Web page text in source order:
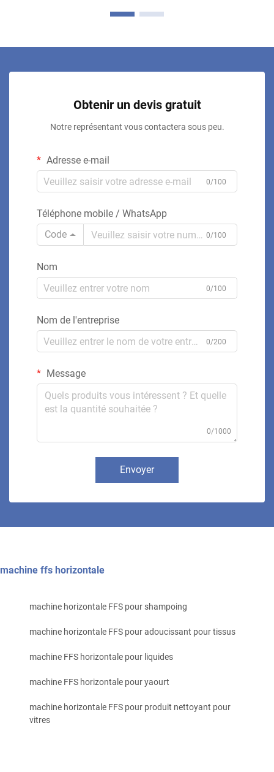
Obtenir un devis gratuit
Notre représentant vous contactera sous peu.
Adresse e-mail
0/100
Téléphone mobile / WhatsApp
Code
0/100
Nom
0/100
Nom de l'entreprise
0/200
Message
0/1000
Envoyer
machine ffs horizontale
machine horizontale FFS pour shampoing
machine horizontale FFS pour adoucissant pour tissus
machine FFS horizontale pour liquides
machine FFS horizontale pour yaourt
machine horizontale FFS pour produit nettoyant pour
vitres